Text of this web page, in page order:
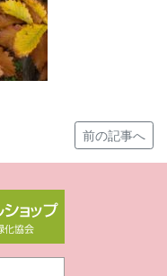
前の記事へ